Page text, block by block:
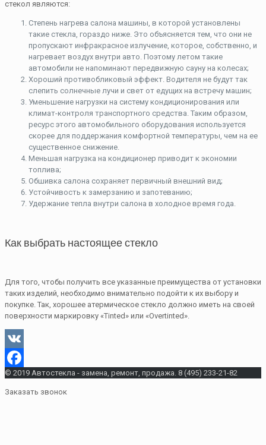
стекол являются:
Степень нагрева салона машины, в которой установлены
такие стекла, гораздо ниже. Это объясняется тем, что они не
пропускают инфракрасное излучение, которое, собственно, и
нагревает воздух внутри авто. Поэтому летом такие
автомобили не напоминают передвижную сауну на колесах;
Хороший противобликовый эффект. Водителя не будут так
слепить солнечные лучи и свет от едущих на встречу машин;
Уменьшение нагрузки на систему кондиционирования или
климат-контроля транспортного средства. Таким образом,
ресурс этого автомобильного оборудования используется
скорее для поддержания комфортной температуры, чем на ее
существенное снижение.
Меньшая нагрузка на кондиционер приводит к экономии
топлива;
Обшивка салона сохраняет первичный внешний вид;
Устойчивость к замерзанию и запотеванию;
Удержание тепла внутри салона в холодное время года.
Как выбрать настоящее стекло
Для того, чтобы получить все указанные преимущества от установки
таких изделий, необходимо внимательно подойти к их выбору и
покупке. Так, хорошее атермическое стекло должно иметь на своей
поверхности маркировку «Tinted » или «Overtinted ».
VK
Facebook
© 2019 Автостекла - замена, ремонт, продажа. 8 (495) 233-21-82
Заказать звонок